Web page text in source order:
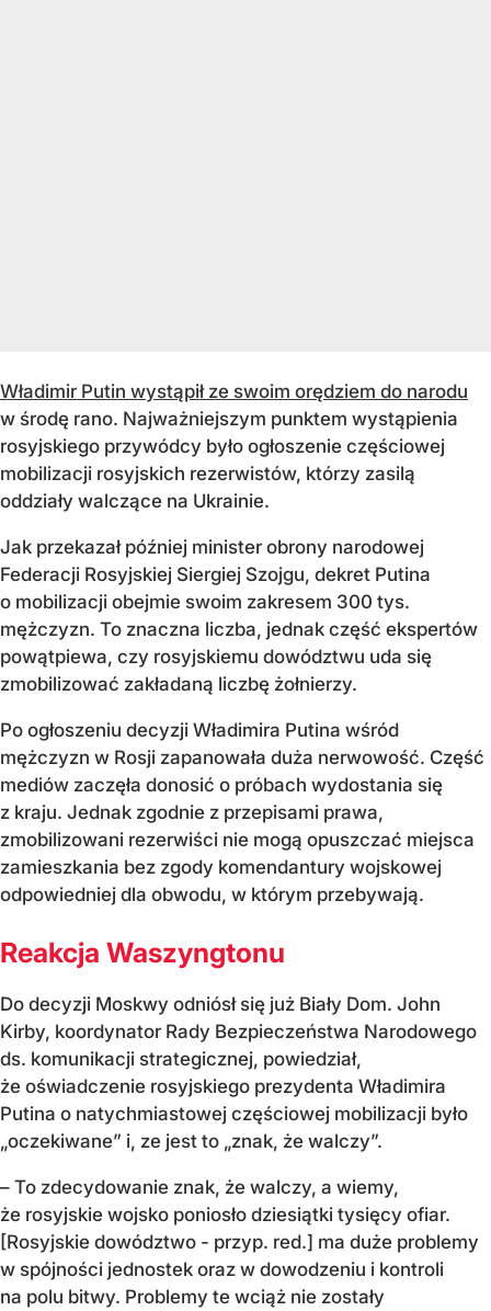
Władimir Putin wystąpił ze swoim orędziem do narodu
w środę rano. Najważniejszym punktem wystąpienia
rosyjskiego przywódcy było ogłoszenie częściowej
mobilizacji rosyjskich rezerwistów, którzy zasilą
oddziały walczące na Ukrainie.
Jak przekazał później minister obrony narodowej
Federacji Rosyjskiej Siergiej Szojgu, dekret Putina
o mobilizacji obejmie swoim zakresem 300 tys.
mężczyzn. To znaczna liczba, jednak część ekspertów
powątpiewa, czy rosyjskiemu dowództwu uda się
zmobilizować zakładaną liczbę żołnierzy.
Po ogłoszeniu decyzji Władimira Putina wśród
mężczyzn w Rosji zapanowała duża nerwowość. Część
mediów zaczęła donosić o próbach wydostania się
z kraju. Jednak zgodnie z przepisami prawa,
zmobilizowani rezerwiści nie mogą opuszczać miejsca
zamieszkania bez zgody komendantury wojskowej
odpowiedniej dla obwodu, w którym przebywają.
Reakcja Waszyngtonu
Do decyzji Moskwy odniósł się już Biały Dom. John
Kirby, koordynator Rady Bezpieczeństwa Narodowego
ds. komunikacji strategicznej, powiedział,
że oświadczenie rosyjskiego prezydenta Władimira
Putina o natychmiastowej częściowej mobilizacji było
„oczekiwane” i, ze jest to „znak, że walczy”.
– To zdecydowanie znak, że walczy, a wiemy,
że rosyjskie wojsko poniosło dziesiątki tysięcy ofiar.
[Rosyjskie dowództwo - przyp. red.] ma duże problemy
w spójności jednostek oraz w dowodzeniu i kontroli
na polu bitwy. Problemy te wciąż nie zostały